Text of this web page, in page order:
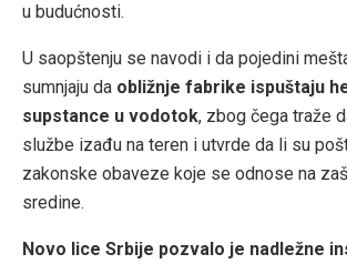
u budućnosti.
U saopštenju se navodi i da pojedini
sumnjaju da obližnje fabrike ispuštaju
supstance u vodotok, zbog čega traže
službe izađu na teren i utvrde da li su
zakonske obaveze koje se odnose na
sredine.
Novo lice Srbije pozvalo je nadležne